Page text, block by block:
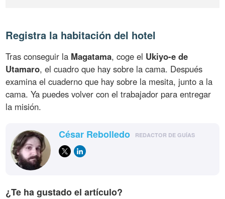
Registra la habitación del hotel
Tras conseguir la Magatama, coge el Ukiyo-e de
Utamaro, el cuadro que hay sobre la cama. Después
examina el cuaderno que hay sobre la mesita, junto a la
cama. Ya puedes volver con el trabajador para entregar
la misión.
César Rebolledo REDACTOR DE GUÍAS
¿Te ha gustado el artículo?